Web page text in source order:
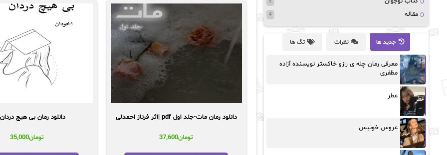
دانلود رمان مات-جلد اول pdf |اثر فرناز احمدلی
تومان37,600
دانلود رمان بی هیچ دردان pdf
تومان35,000
مقاله 4
جدید ها نظرات تگ ها
معرفی رمان چله ی رازو خاکستر نویسنده آزاده
مظفری
عطر
عروس خونبس